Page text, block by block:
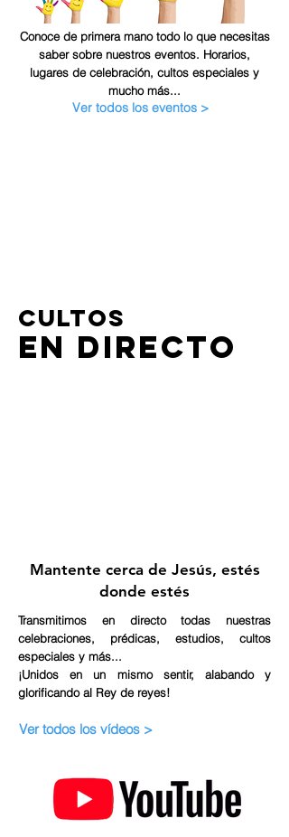
Conoce de primera mano todo lo que necesitas
saber sobre nuestros eventos. Horarios,
lugares de celebración, cultos especiales y
mucho más...
Ver todos los eventos >
CULTOS
EN DIRECTO
Mantente cerca de Jesús, estés
donde estés
Transmitimos en directo todas nuestras
celebraciones, prédicas, estudios, cultos
especiales y más...
¡Unidos en un mismo sentir, alabando y
glorificando al Rey de reyes!
Ver todos los vídeos >